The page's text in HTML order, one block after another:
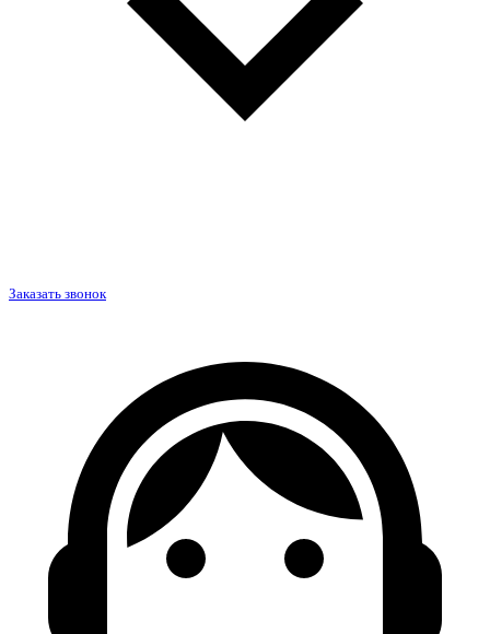
Заказать звонок